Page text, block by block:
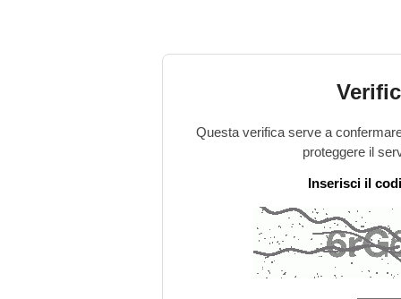
Questa verifica serve a
proteggere il
Inserisci il